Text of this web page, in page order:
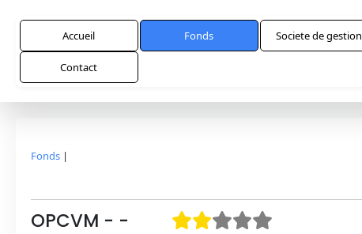
Accueil Fonds Societe de gestion
Contact
Fonds |
OPCVM - -